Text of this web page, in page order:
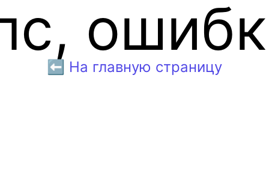
⬅️ На главную страницу